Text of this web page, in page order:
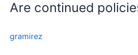
Are continued
gramirez
Are
of